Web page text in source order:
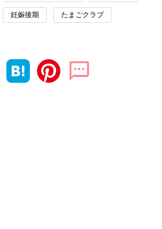
妊娠後期 たまごクラブ